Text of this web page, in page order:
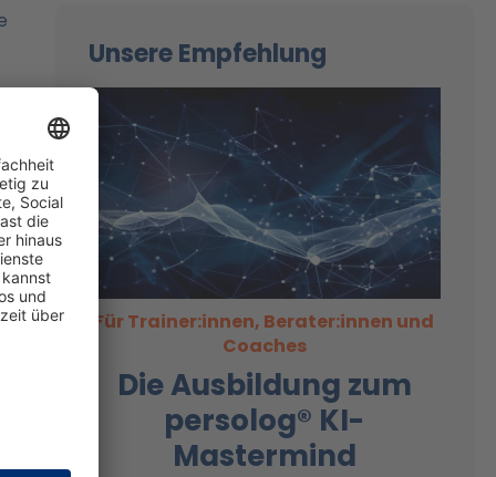
du
Unsere Empfehlung
Für Trainer:innen, Berater:innen und
Coaches
Die Ausbildung zum
persolog® KI-
Mastermind